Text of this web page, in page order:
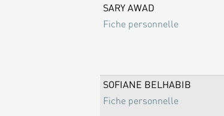
SARY AWAD
Fiche personnelle
SOFIANE BELHABIB
Fiche personnelle